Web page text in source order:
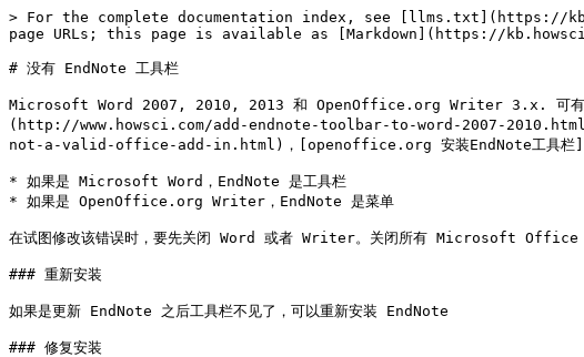
> For the complete documentation index, see [llms.txt](https://
page URLs; this page is available as [Markdown](https://
# 没有 EndNote 工具栏
Microsoft Word 2007, 2010, 2013 和 OpenOffice.org Writer 3.x. 可有相应的
(http://www.howsci.com/add-endnote-toolbar-to-word-2007-2010.html)
not-a-valid-office-add-in.html)，[openoffice.org 安装EndNote工具
* 如果是 Microsoft Word，EndNote 是工具栏
* 如果是 OpenOffice.org Writer，EndNote 是菜单
在试图修改该错误时，要先关闭 Word 或者 Writer。关闭所有 Microsoft
### 重新安装
如果是更新 EndNote 之后工具栏不见了，可以重新安装 EndNote
### 修复安装